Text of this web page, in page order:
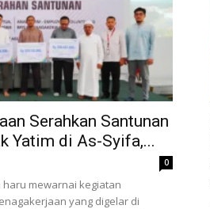
Serahkan Santunan
Yatim di As-Syifa,...
0
mewarnai kegiatan
yang digelar di